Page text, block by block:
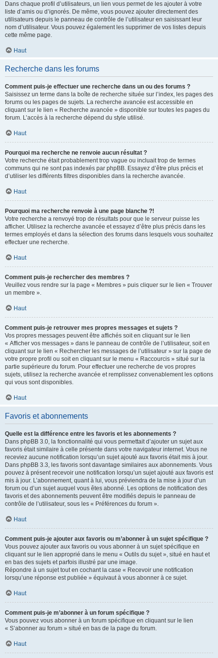
Dans chaque profil d’utilisateurs, un lien vous permet de les ajouter à votre
liste d’amis ou d’ignorés. De même, vous pouvez ajouter directement des
utilisateurs depuis le panneau de contrôle de l’utilisateur en saisissant leur
nom d’utilisateur. Vous pouvez également les supprimer de vos listes depuis
cette même page.
Haut
Recherche dans les forums
Comment puis-je effectuer une recherche dans un ou des forums ?
Saisissez un terme dans la boîte de recherche située sur l’index, les pages des
forums ou les pages de sujets. La recherche avancée est accessible en
cliquant sur le lien « Recherche avancée » disponible sur toutes les pages du
forum. L’accès à la recherche dépend du style utilisé.
Haut
Pourquoi ma recherche ne renvoie aucun résultat ?
Votre recherche était probablement trop vague ou incluait trop de termes
communs qui ne sont pas indexés par phpBB. Essayez d’être plus précis et
d’utiliser les différents filtres disponibles dans la recherche avancée.
Haut
Pourquoi ma recherche renvoie à une page blanche ?!
Votre recherche a renvoyé trop de résultats pour que le serveur puisse les
afficher. Utilisez la recherche avancée et essayez d’être plus précis dans les
termes employés et dans la sélection des forums dans lesquels vous souhaitez
effectuer une recherche.
Haut
Comment puis-je rechercher des membres ?
Veuillez vous rendre sur la page « Membres » puis cliquer sur le lien « Trouver
un membre ».
Haut
Comment puis-je retrouver mes propres messages et sujets ?
Vos propres messages peuvent être affichés soit en cliquant sur le lien
« Afficher vos messages » dans le panneau de contrôle de l’utilisateur, soit en
cliquant sur le lien « Rechercher les messages de l’utilisateur » sur la page de
votre propre profil ou soit en cliquant sur le menu « Raccourcis » situé sur la
partie supérieure du forum. Pour effectuer une recherche de vos propres
sujets, utilisez la recherche avancée et remplissez convenablement les options
qui vous sont disponibles.
Haut
Favoris et abonnements
Quelle est la différence entre les favoris et les abonnements ?
Dans phpBB 3.0, la fonctionnalité qui vous permettait d’ajouter un sujet aux
favoris était similaire à celle présente dans votre navigateur internet. Vous ne
receviez aucune notification lorsqu’un sujet ajouté aux favoris était mis à jour.
Dans phpBB 3.3, les favoris sont davantage similaires aux abonnements. Vous
pouvez à présent recevoir une notification lorsqu’un sujet ajouté aux favoris est
mis à jour. L’abonnement, quant à lui, vous préviendra de la mise à jour d’un
forum ou d’un sujet auquel vous êtes abonné. Les options de notification des
favoris et des abonnements peuvent être modifiés depuis le panneau de
contrôle de l’utilisateur, sous les « Préférences du forum ».
Haut
Comment puis-je ajouter aux favoris ou m’abonner à un sujet spécifique ?
Vous pouvez ajouter aux favoris ou vous abonner à un sujet spécifique en
cliquant sur le lien approprié dans le menu « Outils du sujet », situé en haut et
en bas des sujets et parfois illustré par une image.
Répondre à un sujet tout en cochant la case « Recevoir une notification
lorsqu’une réponse est publiée » équivaut à vous abonner à ce sujet.
Haut
Comment puis-je m’abonner à un forum spécifique ?
Vous pouvez vous abonner à un forum spécifique en cliquant sur le lien
« S’abonner au forum » situé en bas de la page du forum.
Haut